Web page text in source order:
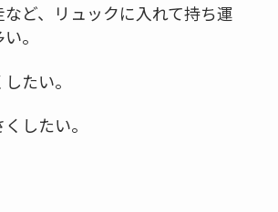
ど、リュックに入れて持ち運
。
たい。
したい。